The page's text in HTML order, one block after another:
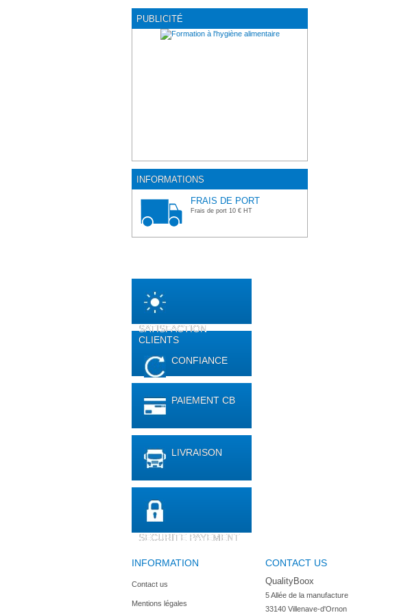
PUBLICITÉ
INFORMATIONS
FRAIS DE PORT
Frais de port 10 € HT
SATISFACTION
CLIENTS
CONFIANCE
PAIEMENT CB
LIVRAISON
SECURITE PAYEMENT
INFORMATION
Contact us
Mentions légales
CONTACT US
QualityBoox
5 Allée de la manufacture
33140 Villenave-d'Ornon